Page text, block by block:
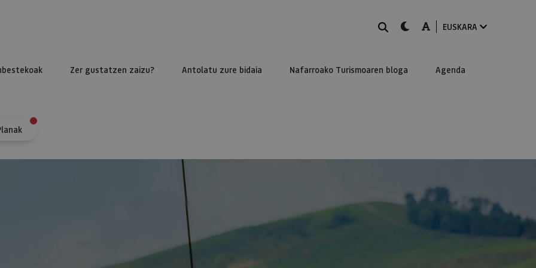
BILATUdark-mode
A-modeEUSKARA
Zer gustatzen zaizu? Antolatu zure bidaia Nafarroako Turismoaren bloga Agenda